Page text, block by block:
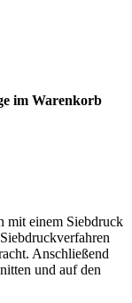
im Warenkorb
mit einem Siebdruck
Anschließend
und auf den